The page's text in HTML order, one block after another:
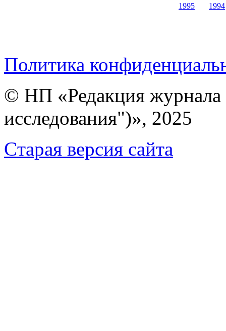
1995
1994
Политика
© НП «Редакция
исследования")», 2025
Cтарая версия сайта